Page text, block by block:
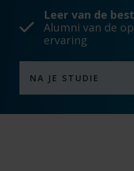
Leer van de
Alumni van de
ervaring
NA JE STUDIE